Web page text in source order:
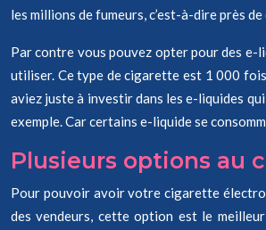
les millions de fumeurs, c’est-à-dire près
Par contre vous pouvez opter pour des e-
utiliser. Ce type de cigarette est 1 000
aviez juste à investir dans les e-liquides
exemple. Car certains e-liquide se
Plusieurs options au
Pour pouvoir avoir votre cigarette
des vendeurs, cette option est le